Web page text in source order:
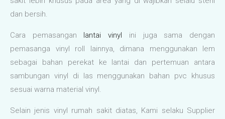
dan bersih.
Cara pemasangan lantai vinyl
ini juga sama dengan
pemasanga vinyl roll lainnya, dimana menggunakan lem
sebagai bahan perekat ke lantai dan pertemuan antara
sambungan vinyl di las menggunakan bahan pvc khusus
sesuai warna material vinyl.
Selain jenis vinyl rumah sakit diatas, Kami selaku Supplier